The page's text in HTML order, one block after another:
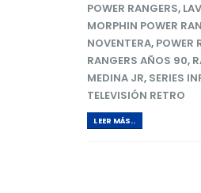
POWER RANGERS,
MORPHIN POWER
NOVENTERA, POWER
RANGERS AÑOS 90,
MEDINA JR, SERIES
TELEVISIÓN RETRO
LEER MÁS..